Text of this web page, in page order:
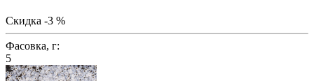
Скидка -3 %
Фасовка, г:
5